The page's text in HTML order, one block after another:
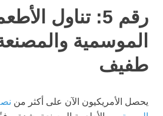
رقم 5: تناول
الموسمية
طفيف
يحصل الأمريكيون الآن على أكثر من